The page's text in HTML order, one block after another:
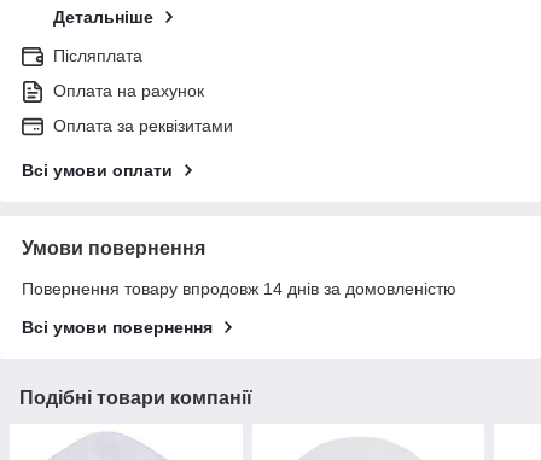
Детальніше
Післяплата
Оплата на рахунок
Оплата за реквізитами
Всі умови оплати
Умови повернення
Повернення товару впродовж 14 днів за домовленістю
Всі умови повернення
Подібні товари компанії